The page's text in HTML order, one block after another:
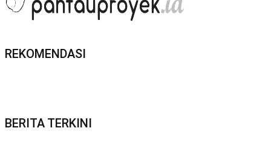
REKOMENDASI
BERITA TERKINI